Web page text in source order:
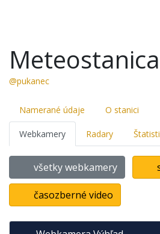
@pukanec
Namerané údaje O stanici
Webkamery Radary
všetky webkamery
časozberné video